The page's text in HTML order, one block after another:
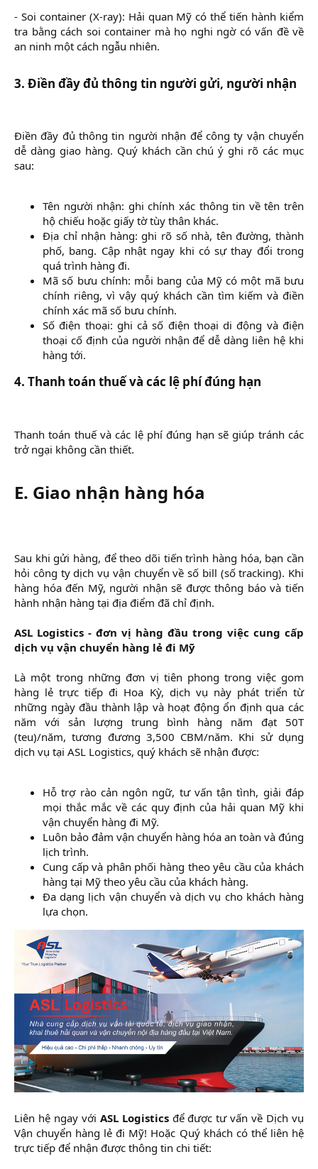
- Soi container (X-ray): Hải quan Mỹ có thể tiến hành kiểm
tra bằng cách soi container mà họ nghi ngờ có vấn đề về
an ninh một cách ngẫu nhiên.
3. Điền đầy đủ thông tin người gửi, người nhận
Điền đầy đủ thông tin người nhận để công ty vận chuyển
dễ dàng giao hàng. Quý khách cần chú ý ghi rõ các mục
sau:
Tên người nhận: ghi chính xác thông tin về tên trên
hộ chiếu hoặc giấy tờ tùy thân khác.​
Địa chỉ nhận hàng: ghi rõ số nhà, tên đường, thành
phố, bang. Cập nhật ngay khi có sự thay đổi trong
quá trình hàng đi.​
Mã số bưu chính: mỗi bang của Mỹ có một mã bưu
chính riêng, vì vậy quý khách cần tìm kiếm và điền
chính xác mã số bưu chính.​
Số điện thoại: ghi cả số điện thoại di động và điện
thoại cố định của người nhận để dễ dàng liên hệ khi
hàng tới.​
4. Thanh toán thuế và các lệ phí đúng hạn
Thanh toán thuế và các lệ phí đúng hạn sẽ giúp tránh các
trở ngại không cần thiết.
E. Giao nhận hàng hóa
Sau khi gửi hàng, để theo dõi tiến trình hàng hóa, bạn cần
hỏi công ty dịch vụ vận chuyển về số bill (số tracking). Khi
hàng hóa đến Mỹ, người nhận sẽ được thông báo và tiến
hành nhận hàng tại địa điểm đã chỉ định.
ASL Logistics - đơn vị hàng đầu trong việc cung cấp
dịch vụ vận chuyển hàng lẻ đi Mỹ
Là một trong những đơn vị tiên phong trong việc gom
hàng lẻ trực tiếp đi Hoa Kỳ, dịch vụ này phát triển từ
những ngày đầu thành lập và hoạt động ổn định qua các
năm với sản lượng trung bình hàng năm đạt 50T
(teu)/năm, tương đương 3,500 CBM/năm. Khi sử dụng
dịch vụ tại ASL Logistics, quý khách sẽ nhận được:
Hỗ trợ rào cản ngôn ngữ, tư vấn tận tình, giải đáp
mọi thắc mắc về các quy định của hải quan Mỹ khi
vận chuyển hàng đi Mỹ.​
Luôn bảo đảm vận chuyển hàng hóa an toàn và đúng
lịch trình.​
Cung cấp và phân phối hàng theo yêu cầu của khách
hàng tại Mỹ theo yêu cầu của khách hàng.​
Đa dạng lịch vận chuyển và dịch vụ cho khách hàng
lựa chọn.​
Liên hệ ngay với ASL Logistics để được tư vấn về Dịch vụ
Vận chuyển hàng lẻ đi Mỹ! Hoặc Quý khách có thể liên hệ
trực tiếp để nhận được thông tin chi tiết: